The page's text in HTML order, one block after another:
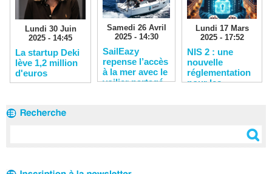
Lundi 30 Juin
2025 - 14:45
La startup Deki
lève 1,2 million
d'euros
Samedi 26 Avril
2025 - 14:30
SailEazy
repense l’accès
à la mer avec le
voilier partagé
Lundi 17 Mars
2025 - 17:52
NIS 2 : une
nouvelle
réglementation
pour les